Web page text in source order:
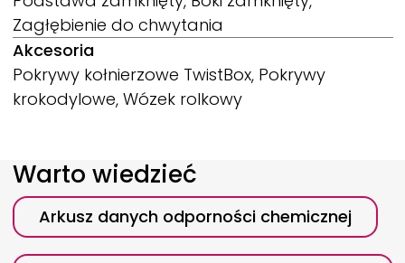
Zagłębienie do chwytania
Akcesoria
Pokrywy kołnierzowe TwistBox, Pokrywy
krokodylowe, Wózek rolkowy
Warto wiedzieć
Arkusz danych odporności chemicznej